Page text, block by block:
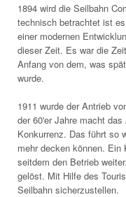
1894 wird die Seilbahn
technisch betrachtet ist
einer modernen
dieser Zeit. Es war die
Anfang von dem, was
wurde.
1911 wurde der Antrieb
der 60'er Jahre macht
Konkurrenz. Das führt so
mehr decken können. Ein
seitdem den Betrieb
gelöst. Mit Hilfe des
Seilbahn sicherzustellen.